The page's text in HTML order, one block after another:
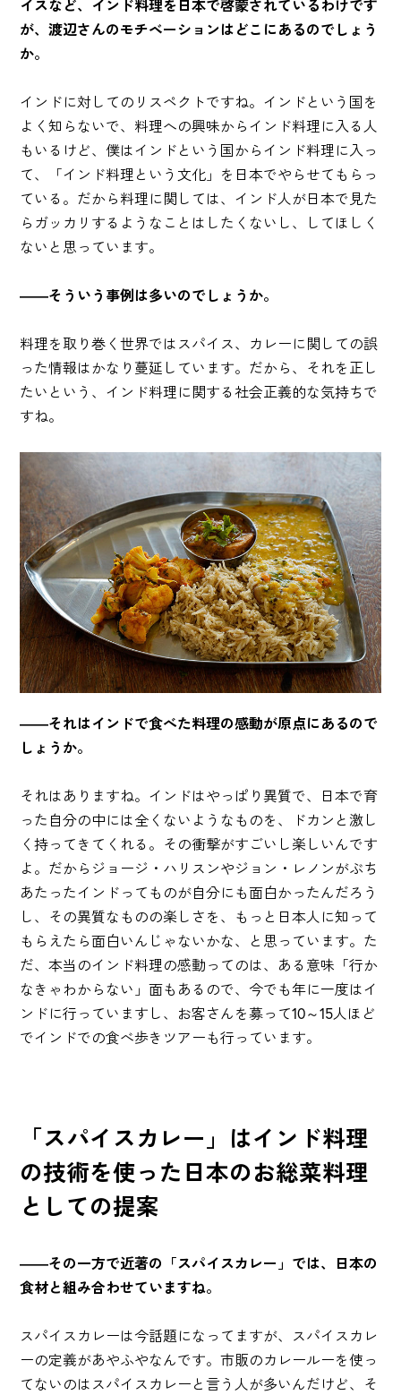
イスなど、インド料理を日本で啓蒙されているわけです
が、渡辺さんのモチベーションはどこにあるのでしょう
か。
インドに対してのリスペクトですね。インドという国を
よく知らないで、料理への興味からインド料理に入る人
もいるけど、僕はインドという国からインド料理に入っ
て、「インド料理という文化」を日本でやらせてもらっ
ている。だから料理に関しては、インド人が日本で見た
らガッカリするようなことはしたくないし、してほしく
ないと思っています。
――そういう事例は多いのでしょうか。
料理を取り巻く世界ではスパイス、カレーに関しての誤
った情報はかなり蔓延しています。だから、それを正し
たいという、インド料理に関する社会正義的な気持ちで
すね。
――それはインドで食べた料理の感動が原点にあるので
しょうか。
それはありますね。インドはやっぱり異質で、日本で育
った自分の中には全くないようなものを、ドカンと激し
く持ってきてくれる。その衝撃がすごいし楽しいんです
よ。だからジョージ・ハリスンやジョン・レノンがぶち
あたったインドってものが自分にも面白かったんだろう
し、その異質なものの楽しさを、もっと日本人に知って
もらえたら面白いんじゃないかな、と思っています。た
だ、本当のインド料理の感動ってのは、ある意味「行か
なきゃわからない」面もあるので、今でも年に一度はイ
ンドに行っていますし、お客さんを募って10～15人ほど
でインドでの食べ歩きツアーも行っています。
「スパイスカレー」はインド料理
の技術を使った日本のお総菜料理
としての提案
――その一方で近著の「スパイスカレー」では、日本の
食材と組み合わせていますね。
スパイスカレーは今話題になってますが、スパイスカレ
ーの定義があやふやなんです。市販のカレールーを使っ
てないのはスパイスカレーと言う人が多いんだけど、そ